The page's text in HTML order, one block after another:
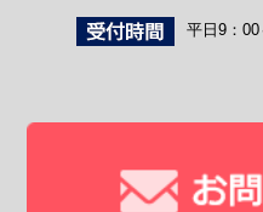
平日9：00